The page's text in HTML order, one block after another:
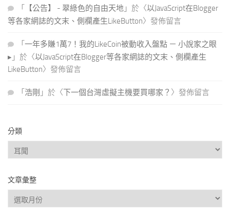
「 【公告】 - 翠綠色的自由天地 」於〈以JavaScript在Blogger
等各家網誌的文末、側欄產生LikeButton〉發佈留言
「 一年多賺1萬7！我的LikeCoin被動收入盤點 － 小說家之眼
▸ 」於〈以JavaScript在Blogger等各家網誌的文末、側欄產生
LikeButton〉發佈留言
「 浩剛 」於〈下一個台灣虛擬主機要買哪家？ 〉發佈留言
分類
分
類
文章彙整
文
章